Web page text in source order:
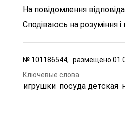
На повідомлення
Сподіваюсь на розуміння і
№ 101186544, размещено
Ключевые слова
игрушки посуда детская